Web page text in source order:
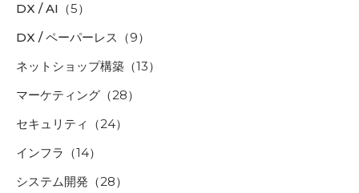
DX / AI （5）
DX / ペーパーレス （9）
ネットショップ構築 （13）
マーケティング （28）
セキュリティ
（24）
インフラ （14）
システム開発 （28）